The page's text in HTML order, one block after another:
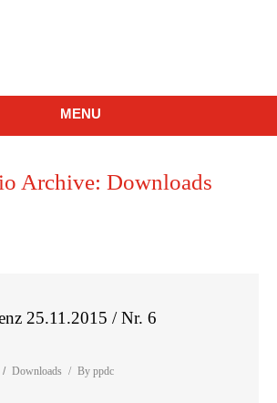
MENU
Archive: Downloads
25.11.2015 / Nr. 6
Downloads By ppdc